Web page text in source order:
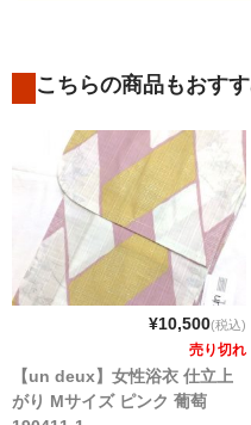
こちらの商品もおすす
¥10,500(税込)
売り切れ
【un deux】女性浴衣 仕立上
がり Mサイズ ピンク 葡萄